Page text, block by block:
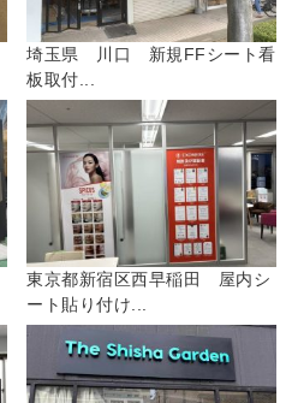
埼玉県 川口 新規FFシート看
板取付...
東京都新宿区西早稲田 屋内シ
ート貼り付け...